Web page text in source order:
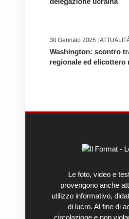
30 Gennaio 2025 |
Washington: scontro
regionale ed elicottero
Le foto, video e
provengono anche
utilizzo informativo,
di lucro. Al fine di
circolazione e non